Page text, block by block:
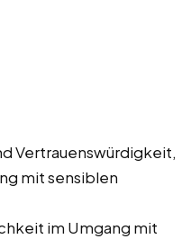
Vertrauenswürdigkeit,
mit sensiblen
im Umgang mit